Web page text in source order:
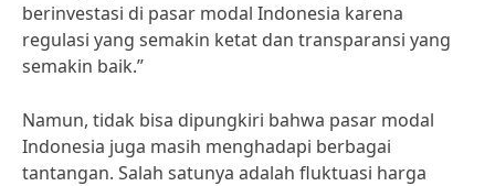
berinvestasi di pasar modal Indonesia karena
regulasi yang semakin ketat dan transparansi yang
semakin baik.”
Namun, tidak bisa dipungkiri bahwa pasar modal
Indonesia juga masih menghadapi berbagai
tantangan. Salah satunya adalah fluktuasi harga